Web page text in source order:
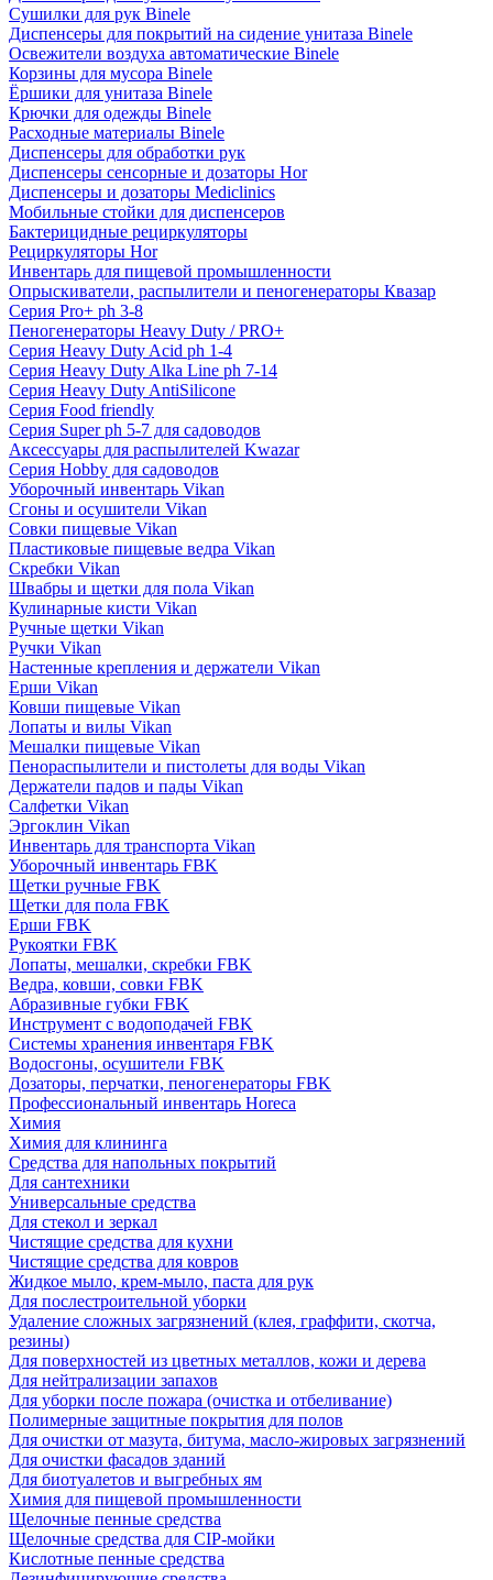
Сушилки для рук Binele
Диспенсеры для покрытий на сидение унитаза Binele
Освежители воздуха автоматические Binele
Корзины для мусора Binele
Ёршики для унитаза Binele
Крючки для одежды Binele
Расходные материалы Binele
Диспенсеры для обработки рук
Диспенсеры сенсорные и дозаторы Hor
Диспенсеры и дозаторы Mediclinics
Мобильные стойки для диспенсеров
Бактерицидные рециркуляторы
Рециркуляторы Hor
Инвентарь для пищевой промышленности
Опрыскиватели, распылители и пеногенераторы Квазар
Серия Pro+ ph 3-8
Пеногенераторы Heavy Duty / PRO+
Серия Heavy Duty Acid ph 1-4
Серия Heavy Duty Alka Line ph 7-14
Серия Heavy Duty AntiSilicone
Серия Food friendly
Серия Super ph 5-7 для садоводов
Аксессуары для распылителей Kwazar
Серия Hobby для садоводов
Уборочный инвентарь Vikan
Сгоны и осушители Vikan
Совки пищевые Vikan
Пластиковые пищевые ведра Vikan
Скребки Vikan
Швабры и щетки для пола Vikan
Кулинарные кисти Vikan
Ручные щетки Vikan
Ручки Vikan
Настенные крепления и держатели Vikan
Ерши Vikan
Ковши пищевые Vikan
Лопаты и вилы Vikan
Мешалки пищевые Vikan
Пенораспылители и пистолеты для воды Vikan
Держатели падов и пады Vikan
Салфетки Vikan
Эргоклин Vikan
Инвентарь для транспорта Vikan
Уборочный инвентарь FBK
Щетки ручные FBK
Щетки для пола FBK
Ерши FBK
Рукоятки FBK
Лопаты, мешалки, скребки FBK
Ведра, ковши, совки FBK
Абразивные губки FBK
Инструмент с водоподачей FBK
Системы хранения инвентаря FBK
Водосгоны, осушители FBK
Дозаторы, перчатки, пеногенераторы FBK
Профессиональный инвентарь Horeca
Химия
Химия для клининга
Средства для напольных покрытий
Для сантехники
Универсальные средства
Для стекол и зеркал
Чистящие средства для кухни
Чистящие средства для ковров
Жидкое мыло, крем-мыло, паста для рук
Для послестроительной уборки
Удаление сложных загрязнений (клея, граффити, скотча,
резины)
Для поверхностей из цветных металлов, кожи и дерева
Для нейтрализации запахов
Для уборки после пожара (очистка и отбеливание)
Полимерные защитные покрытия для полов
Для очистки от мазута, битума, масло-жировых загрязнений
Для очистки фасадов зданий
Для биотуалетов и выгребных ям
Химия для пищевой промышленности
Щелочные пенные средства
Щелочные средства для CIP-мойки
Кислотные пенные средства